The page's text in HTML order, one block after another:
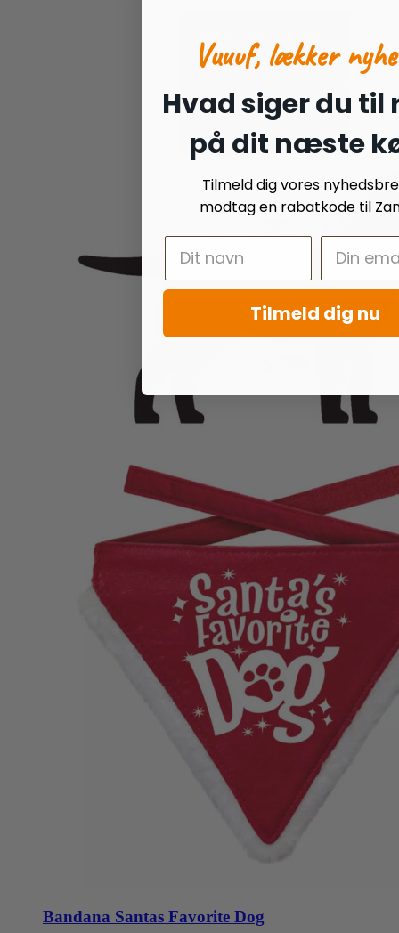
Bandana Santas Favorite Dog
Vuuuf, lækker
Hvad siger du til
på dit næste
Tilmeld dig vores
modtag en rabatkode til
Tilmeld dig nu